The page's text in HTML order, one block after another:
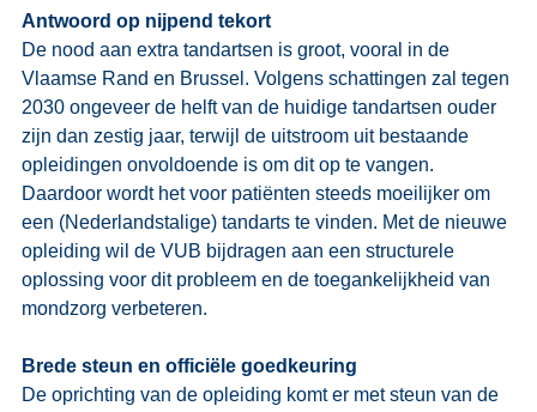
Antwoord op nijpend tekort
De nood aan extra tandartsen is groot, vooral in de
Vlaamse Rand en Brussel. Volgens schattingen zal tegen
2030 ongeveer de helft van de huidige tandartsen ouder
zijn dan zestig jaar, terwijl de uitstroom uit bestaande
opleidingen onvoldoende is om dit op te vangen.
Daardoor wordt het voor patiënten steeds moeilijker om
een (Nederlandstalige) tandarts te vinden. Met de nieuwe
opleiding wil de VUB bijdragen aan een structurele
oplossing voor dit probleem en de toegankelijkheid van
mondzorg verbeteren.
Brede steun en officiële goedkeuring
De oprichting van de opleiding komt er met steun van de